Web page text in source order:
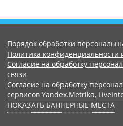
Порядок обработки
Политика
Согласие на обработку
связи
Согласие на обработку
сервисов Yandex.Metrika,
ПОКАЗАТЬ БАННЕРНЫЕ МЕСТА